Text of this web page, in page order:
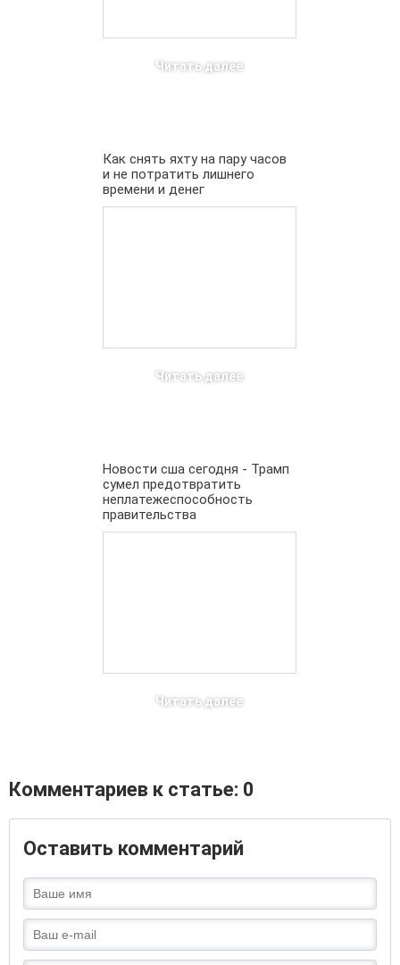
Читать далее
Как снять яхту на пару часов
и не потратить лишнего
времени и денег
Читать далее
Новости сша сегодня - Трамп
сумел предотвратить
неплатежеспособность
правительства
Читать далее
Комментариев к статье: 0
Оставить комментарий